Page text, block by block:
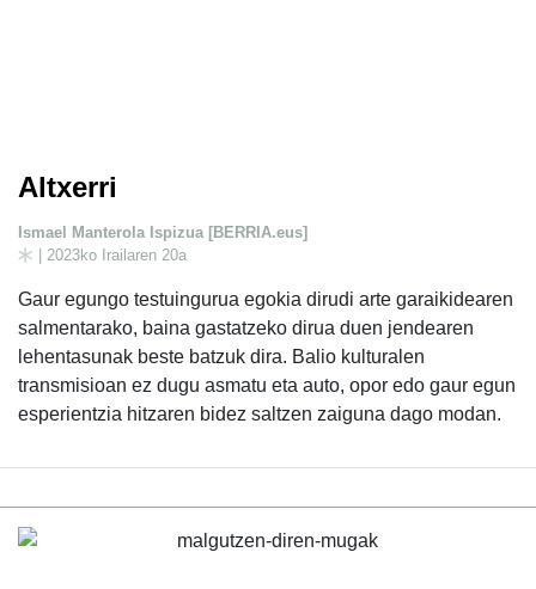
Altxerri
Ismael Manterola Ispizua [BERRIA.eus]
| 2023ko Irailaren 20a
Gaur egungo testuingurua egokia dirudi arte garaikidearen
salmentarako, baina gastatzeko dirua duen jendearen
lehentasunak beste batzuk dira. Balio kulturalen
transmisioan ez dugu asmatu eta auto, opor edo gaur egun
esperientzia hitzaren bidez saltzen zaiguna dago modan.